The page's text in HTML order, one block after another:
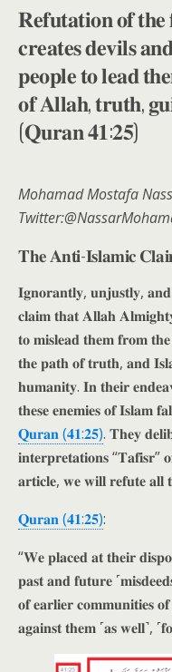
𝐑𝐞𝐟𝐮𝐭𝐚𝐭𝐢𝐨𝐧 𝐨𝐟
𝐜𝐫𝐞𝐚𝐭𝐞𝐬 𝐝𝐞𝐯𝐢𝐥𝐬
𝐩𝐞𝐨𝐩𝐥𝐞 𝐭𝐨 𝐥𝐞𝐚𝐝
𝐨𝐟 𝐀𝐥𝐥𝐚𝐡, 𝐭𝐫𝐮𝐭𝐡,
(𝐐𝐮𝐫𝐚𝐧 𝟒𝟏:𝟐𝟓)
Mohamad Mostafa
𝐓𝐡𝐞 𝐀𝐧𝐭𝐢-𝐈𝐬𝐥𝐚𝐦𝐢𝐜
𝐈𝐠𝐧𝐨𝐫𝐚𝐧𝐭𝐥𝐲, 𝐮𝐧𝐣𝐮𝐬𝐭𝐥𝐲,
𝐜𝐥𝐚𝐢𝐦 𝐭𝐡𝐚𝐭 𝐀𝐥𝐥𝐚𝐡
𝐭𝐨 𝐦𝐢𝐬𝐥𝐞𝐚𝐝 𝐭𝐡𝐞𝐦 𝐟𝐫𝐨𝐦 𝐭𝐡𝐞
𝐭𝐡𝐞 𝐩𝐚𝐭𝐡 𝐨𝐟 𝐭𝐫𝐮𝐭𝐡, 𝐚𝐧𝐝
𝐡𝐮𝐦𝐚𝐧𝐢𝐭𝐲. 𝐈𝐧 𝐭𝐡𝐞𝐢𝐫
𝐭𝐡𝐞𝐬𝐞 𝐞𝐧𝐞𝐦𝐢𝐞𝐬 𝐨𝐟 𝐈𝐬𝐥𝐚𝐦
𝐐𝐮𝐫𝐚𝐧 (𝟒𝟏:𝟐𝟓). 𝐓𝐡𝐞𝐲
𝐢𝐧𝐭𝐞𝐫𝐩𝐫𝐞𝐭𝐚𝐭𝐢𝐨𝐧𝐬 “𝐓𝐚𝐟𝐢𝐬𝐫”
𝐚𝐫𝐭𝐢𝐜𝐥𝐞, 𝐰𝐞 𝐰𝐢𝐥𝐥 𝐫𝐞𝐟𝐮𝐭𝐞
𝐐𝐮𝐫𝐚𝐧 (𝟒𝟏:𝟐𝟓):
“𝐖𝐞 𝐩𝐥𝐚𝐜𝐞𝐝 𝐚𝐭 𝐭𝐡𝐞𝐢𝐫
𝐩𝐚𝐬𝐭 𝐚𝐧𝐝 𝐟𝐮𝐭𝐮𝐫𝐞
𝐨𝐟 𝐞𝐚𝐫𝐥𝐢𝐞𝐫 𝐜𝐨𝐦𝐦𝐮𝐧𝐢𝐭𝐢𝐞𝐬
𝐚𝐠𝐚𝐢𝐧𝐬𝐭 𝐭𝐡𝐞𝐦 ˹𝐚𝐬 𝐰𝐞𝐥𝐥˺,